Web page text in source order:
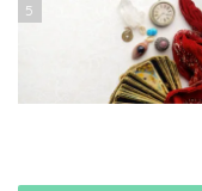
5